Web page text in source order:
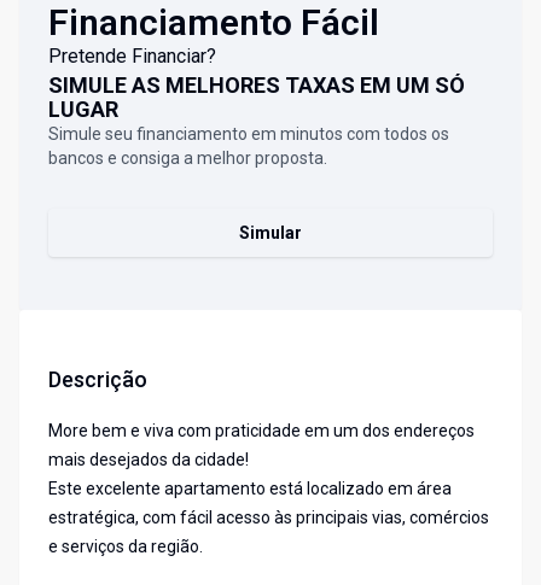
Financiamento Fácil
Pretende Financiar?
SIMULE AS MELHORES TAXAS EM UM SÓ
LUGAR
Simule seu financiamento em minutos com todos os
bancos e consiga a melhor proposta.
Simular
Descrição
More bem e viva com praticidade em um dos endereços
mais desejados da cidade!
Este excelente apartamento está localizado em área
estratégica, com fácil acesso às principais vias, comércios
e serviços da região.